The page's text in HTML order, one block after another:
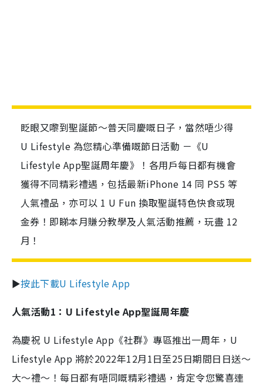
眨眼又嚟到聖誕節～普天同慶嘅日子，當然唔少得
U Lifestyle 為您精心準備嘅節日活動 －《U
Lifestyle App聖誕周年慶》！各用戶每日都有機會
獲得不同精彩禮遇，包括最新iPhone 14 同 PS5 等
人氣禮品，亦可以 1 U Fun 換取聖誕特色快食或現
金券！即睇本月賺分教學及人氣活動推薦，玩盡 12
月！
►按此下載U Lifestyle App
人氣活動1：U Lifestyle App聖誕周年慶
為慶祝 U Lifestyle App《社群》專區推出一周年，U
Lifestyle App 將於2022年12月1日至25日期間日日送～
大～禮～！每日都有唔同嘅精彩禮遇，肯定令您驚喜連